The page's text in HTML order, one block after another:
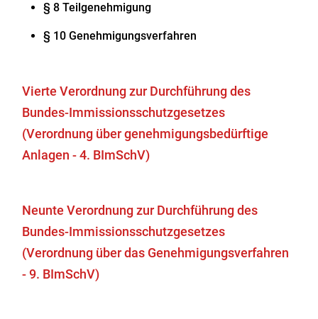
§ 8 Teilgenehmigung
§ 10 Genehmigungsverfahren
Vierte Verordnung zur Durchführung des
Bundes-Immissionsschutzgesetzes
(Verordnung über genehmigungsbedürftige
Anlagen - 4. BImSchV)
Neunte Verordnung zur Durchführung des
Bundes-Immissionsschutzgesetzes
(Verordnung über das Genehmigungsverfahren
- 9. BImSchV)